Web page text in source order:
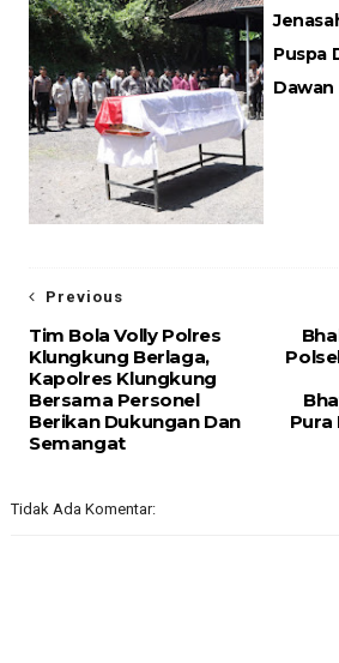
Puspa
Dawan
Pura
Previous
Tim Bola Volly Polres
Klungkung Berlaga,
Kapolres Klungkung
Bersama Personel
Berikan Dukungan Dan
Semangat
Tidak Ada Komentar: